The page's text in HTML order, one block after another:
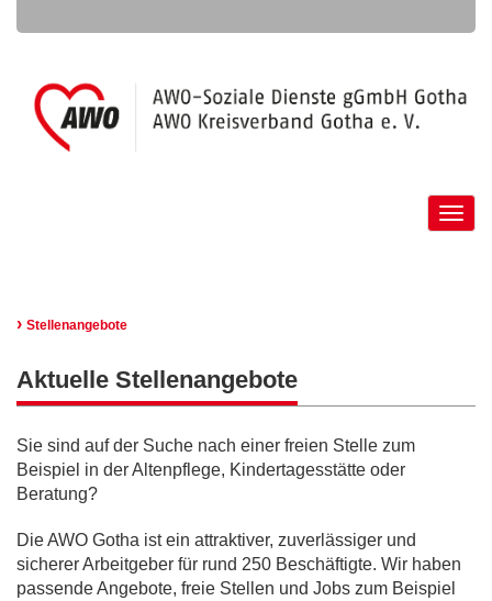
Toggle
› Stellenangebote
Aktuelle Stellenangebote
Sie sind auf der Suche nach einer freien Stelle zum
Beispiel in der Altenpflege, Kindertagesstätte oder
Beratung?
Die AWO Gotha ist ein attraktiver, zuverlässiger und
sicherer Arbeitgeber für rund 250 Beschäftigte. Wir haben
passende Angebote, freie Stellen und Jobs zum Beispiel